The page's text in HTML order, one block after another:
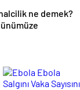
ne demek?